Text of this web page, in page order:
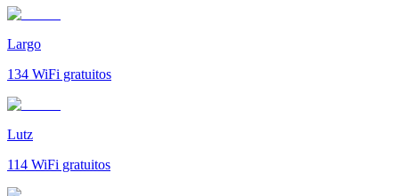
Largo
134 WiFi gratuitos
Lutz
114 WiFi gratuitos